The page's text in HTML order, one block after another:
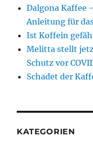
Dalgona Kaffee
Anleitung für
Ist Koffein
Melitta stellt
Schutz vor
Schadet der
KATEGORIEN